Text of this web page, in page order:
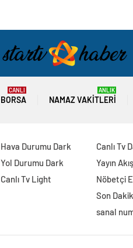
BORSA
CANLI
NAMAZ VAKITLERI
ANLIK
Hava Durumu Dark
Yol Durumu Dark
Canlı Tv Light
Canlı Tv
Yayın
Nöbetçi
Son
sanal